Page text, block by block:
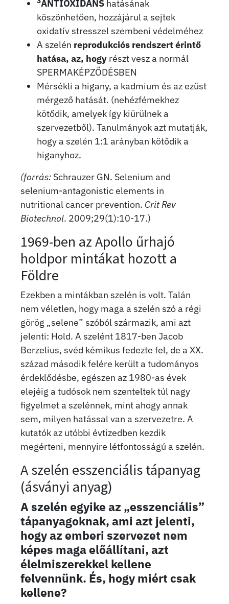
ANTIOXIDÁNS hatásának
köszönhetően, hozzájárul a sejtek
oxidatív stresszel szembeni védelméhez
A szelén reprodukciós rendszert érintő
hatása, az, hogy részt vesz a normál
SPERMAKÉPZŐDÉSBEN
Mérsékli a higany, a kadmium és az ezüst
mérgező hatását. (nehézfémekhez
kötődik, amelyek így kiürülnek a
szervezetből). Tanulmányok azt mutatják,
hogy a szelén 1:1 arányban kötődik a
higanyhoz.
(forrás: Schrauzer GN. Selenium and
selenium-antagonistic elements in
nutritional cancer prevention. Crit Rev
Biotechnol. 2009;29(1):10-17.)
1969-ben az Apollo űrhajó
holdpor mintákat hozott a
Földre
Ezekben a mintákban szelén is volt. Talán
nem véletlen, hogy maga a szelén szó a régi
görög „selene” szóból származik, ami azt
jelenti: Hold. A szelént 1817-ben Jacob
Berzelius, svéd kémikus fedezte fel, de a XX.
század második felére került a tudományos
érdeklődésbe, egészen az 1980-as évek
elejéig a tudósok nem szenteltek túl nagy
figyelmet a szelénnek, mint ahogy annak
sem, milyen hatással van a szervezetre. A
kutatók az utóbbi évtizedben kezdik
megérteni, mennyire létfontosságú a szelén.
A szelén esszenciális tápanyag
(ásványi anyag)
A szelén egyike az „esszenciális”
tápanyagoknak, ami azt jelenti,
hogy az emberi szervezet nem
képes maga előállítani, azt
élelmiszerekkel kellene
felvennünk. És, hogy miért csak
kellene?